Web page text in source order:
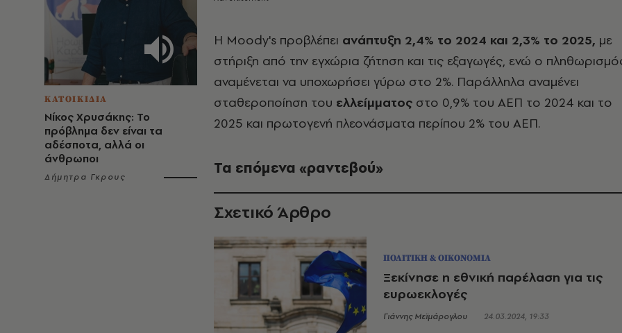
ΚΑΤΟΙΚΙΔΙΑ
Νίκος Χρυσάκης: Το
πρόβλημα δεν είναι τα
αδέσποτα, αλλά οι
άνθρωποι
Δήμητρα Γκρους
Η Moody's προβλέπει ανάπτυξη 2,4% το 2024 και 2,3% το 2025, με
στήριξη από την εγχώρια ζήτηση και τις εξαγωγές, ενώ ο
αναμένεται να υποχωρήσει γύρω στο 2%. Παράλληλα αναμένει
σταθεροποίηση του ελλείμματος στο 0,9% του ΑΕΠ το 2024 και το
2025 και πρωτογενή πλεονάσματα περίπου 2% του ΑΕΠ.
Τα επόμενα «ραντεβού»
Σχετικό Άρθρο
ΠΟΛΙΤΙΚΗ & ΟΙΚΟΝΟΜΙΑ
Ξεκίνησε η εθνική παρέλαση για τις
ευρωεκλογές
Γιάννης Μεϊμάρογλου 24.03.2024, 19:33